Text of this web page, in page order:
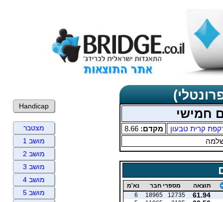
קרית טבעון מקדם:8.66
שלמה
תוצאה מספרי חבר נא'מ
61.94
12735
18965
6
Handicap
מצטבר
מושב 1
מושב 2
מושב 3
מושב 4
מושב 5